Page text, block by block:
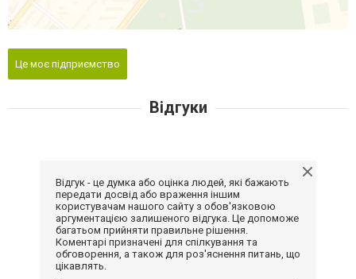
Це моє підприємство
Відгуки
Відгук - це думка або оцінка людей, які бажають
передати досвід або враження іншим
користувачам нашого сайту з обов'язковою
аргументацією залишеного відгука. Це допоможе
багатьом прийняти правильне рішення.
Коментарі призначені для спілкування та
обговорення, а також для роз'яснення питань, що
цікавлять.